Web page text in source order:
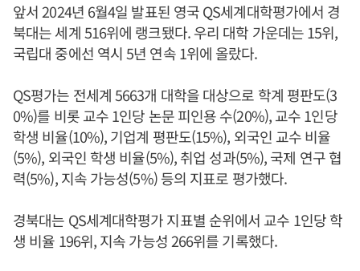
앞서 2024년 6월4일 발표된 영국 QS세계대학평가에서 경
북대는 세계 516위에 랭크됐다. 우리 대학 가운데는 15위,
국립대 중에선 역시 5년 연속 1위에 올랐다.
QS평가는 전세계 5663개 대학을 대상으로 학계 평판도(3
0%)를 비롯 교수 1인당 논문 피인용 수(20%), 교수 1인당
학생 비율(10%), 기업계 평판도(15%), 외국인 교수 비율
(5%), 외국인 학생 비율(5%), 취업 성과(5%), 국제 연구 협
력(5%), 지속 가능성(5%) 등의 지표로 평가했다.
경북대는 QS세계대학평가 지표별 순위에서 교수 1인당 학
생 비율 196위, 지속 가능성 266위를 기록했다.